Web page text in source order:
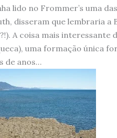
lido no Frommer’s uma
disseram que lembraria a
A coisa mais interessante
uma formação única
de anos…